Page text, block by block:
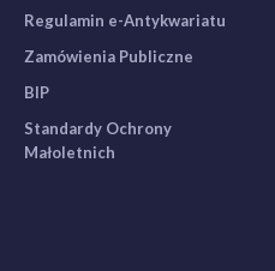
Regulamin e-Antykwariatu
Zamówienia Publiczne
BIP
Standardy Ochrony
Małoletnich